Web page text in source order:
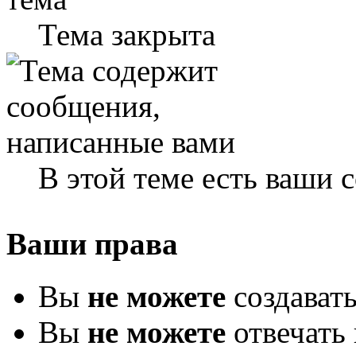
Тема закрыта
В этой теме есть ваши
Ваши права
Вы не можете
Вы не можете